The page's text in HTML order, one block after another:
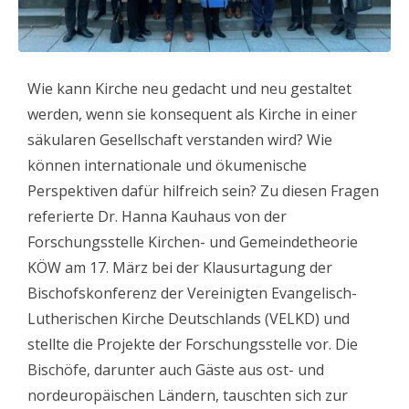
Wie kann Kirche neu gedacht und neu gestaltet
werden, wenn sie konsequent als Kirche in einer
säkularen Gesellschaft verstanden wird? Wie
können internationale und ökumenische
Perspektiven dafür hilfreich sein? Zu diesen Fragen
referierte Dr. Hanna Kauhaus von der
Forschungsstelle Kirchen- und Gemeindetheorie
KÖW am 17. März bei der Klausurtagung der
Bischofskonferenz der Vereinigten Evangelisch-
Lutherischen Kirche Deutschlands (VELKD) und
stellte die Projekte der Forschungsstelle vor. Die
Bischöfe, darunter auch Gäste aus ost- und
nordeuropäischen Ländern, tauschten sich zur